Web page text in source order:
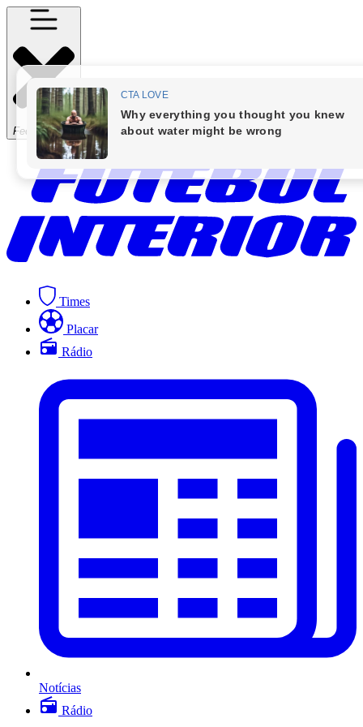
Fechar Menu
Times
Placar
Rádio
Notícias
Rádio